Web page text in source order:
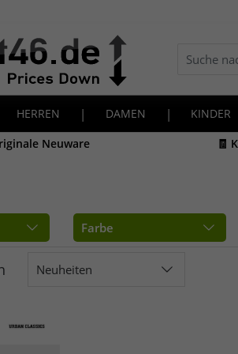
HERREN | DAMEN | KINDER
Neuware
🧾
Farbe
Neuheiten